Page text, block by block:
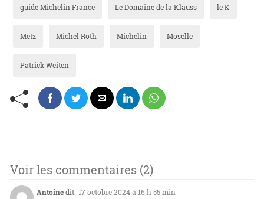
guide Michelin France Le Domaine de la Klauss le K
Metz Michel Roth Michelin Moselle
Patrick Weiten
Voir les commentaires (2)
Antoinedit: 17 octobre 2024 à 16 h 55 min